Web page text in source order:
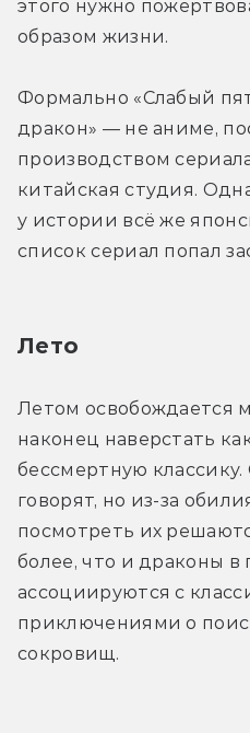
этого нужно
образом жизни.
Формально «Слабый
дракон» — не аниме,
производством
китайская студия.
у истории всё же
список сериал попал
Лето
Летом освобождается
наконец наверстать
бессмертную классику.
говорят, но из-за
посмотреть их
более, что и драконы в
ассоциируются с
приключениями о
сокровищ.